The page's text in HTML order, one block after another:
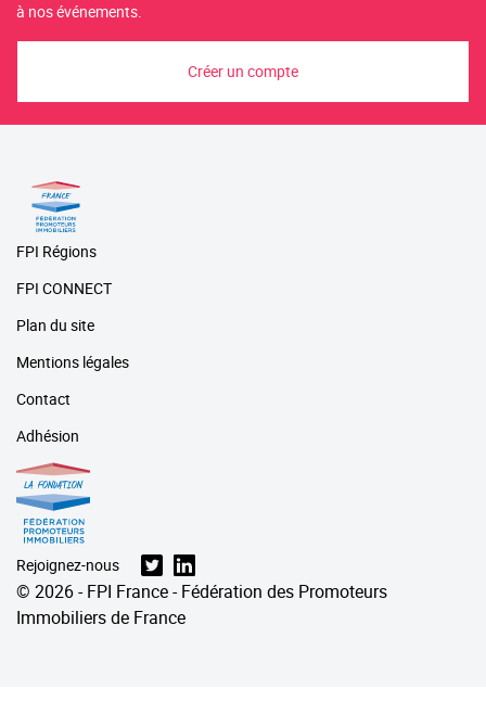
à nos événements.
Créer un compte
FPI Régions
FPI CONNECT
Plan du site
Mentions légales
Contact
Adhésion
Rejoignez-nous
© 2026 - FPI France - Fédération des Promoteurs
Immobiliers de France